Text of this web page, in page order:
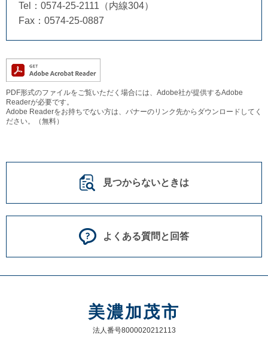
Tel：0574-25-2111（内線304）
Fax：0574-25-0887
PDF形式のファイルをご覧いただく場合には、Adobe社が提供するAdobe
Readerが必要です。
Adobe Readerをお持ちでない方は、バナーのリンク先からダウンロードしてく
ださい。（無料）
見つからないときは
よくある質問と回答
美濃加茂市
法人番号8000020212113